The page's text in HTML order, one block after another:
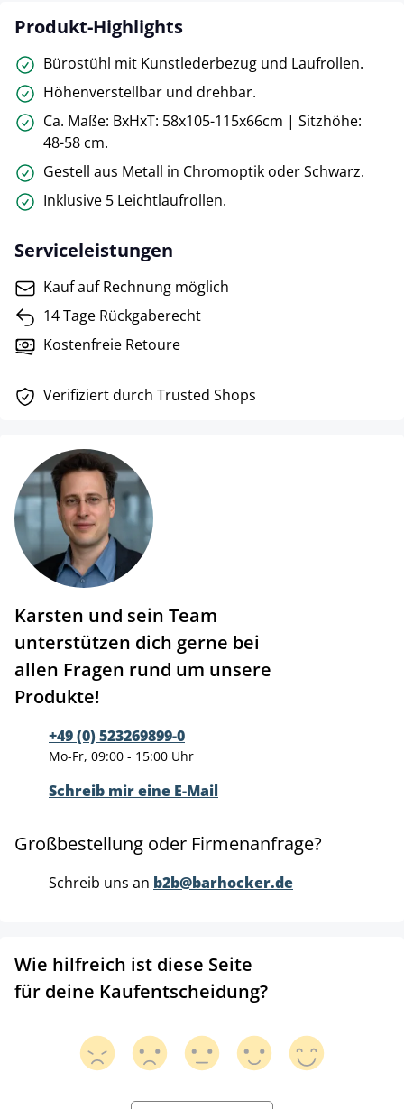
Produkt-Highlights
Bürostühl mit Kunstlederbezug und Laufrollen.
Höhenverstellbar und drehbar.
Ca. Maße: BxHxT: 58x105-115x66cm | Sitzhöhe:
48-58 cm.
Gestell aus Metall in Chromoptik oder Schwarz.
Inklusive 5 Leichtlaufrollen.
Serviceleistungen
Kauf auf Rechnung möglich
14 Tage Rückgaberecht
Kostenfreie Retoure
Verifiziert durch Trusted Shops
Karsten und sein Team
unterstützen dich gerne bei
allen Fragen rund um unsere
Produkte!
+49 (0) 523269899-0
Mo-Fr, 09:00 - 15:00 Uhr
Schreib mir eine E-Mail
Großbestellung oder Firmenanfrage?
Schreib uns an b2b@barhocker.de
Wie hilfreich ist diese Seite
für deine Kaufentscheidung?